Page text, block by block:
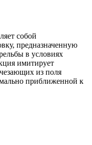
собой
предназначенную
в условиях
имитирует
из поля
приближенной к